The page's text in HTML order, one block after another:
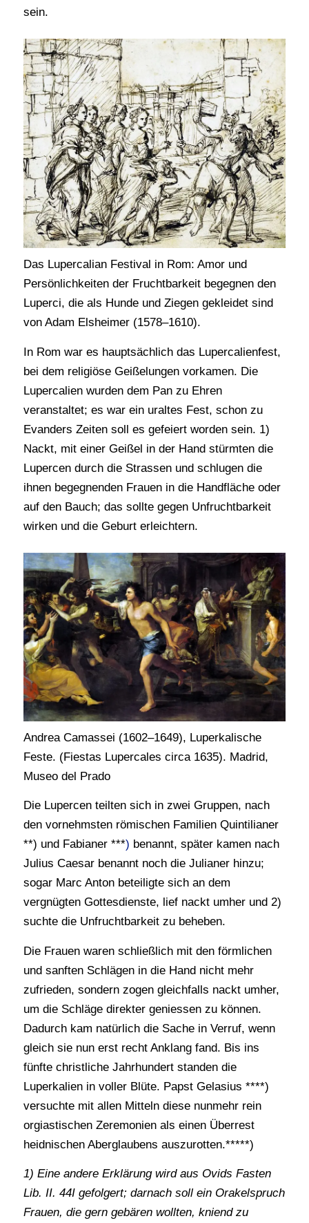
sein.
Das Lupercalian Festival in Rom: Amor und
Persönlichkeiten der Fruchtbarkeit begegnen den
Luperci, die als Hunde und Ziegen gekleidet sind
von Adam Elsheimer (1578–1610).
In Rom war es hauptsächlich das Lupercalienfest,
bei dem religiöse Geißelungen vorkamen. Die
Lupercalien wurden dem Pan zu Ehren
veranstaltet; es war ein uraltes Fest, schon zu
Evanders Zeiten soll es gefeiert worden sein. 1)
Nackt, mit einer Geißel in der Hand stürmten die
Lupercen durch die Strassen und schlugen die
ihnen begegnenden Frauen in die Handfläche oder
auf den Bauch; das sollte gegen Unfruchtbarkeit
wirken und die Geburt erleichtern.
Andrea Camassei (1602–1649), Luperkalische
Feste. (Fiestas Lupercales circa 1635). Madrid,
Museo del Prado
Die Lupercen teilten sich in zwei Gruppen, nach
den vornehmsten römischen Familien Quintilianer
**) und Fabianer ***) benannt, später kamen nach
Julius Caesar benannt noch die Julianer hinzu;
sogar Marc Anton beteiligte sich an dem
vergnügten Gottesdienste, lief nackt umher und 2)
suchte die Unfruchtbarkeit zu beheben.
Die Frauen waren schließlich mit den förmlichen
und sanften Schlägen in die Hand nicht mehr
zufrieden, sondern zogen gleichfalls nackt umher,
um die Schläge direkter geniessen zu können.
Dadurch kam natürlich die Sache in Verruf, wenn
gleich sie nun erst recht Anklang fand. Bis ins
fünfte christliche Jahrhundert standen die
Luperkalien in voller Blüte. Papst Gelasius ****)
versuchte mit allen Mitteln diese nunmehr rein
orgiastischen Zeremonien als einen Überrest
heidnischen Aberglaubens auszurotten.*****)
1) Eine andere Erklärung wird aus Ovids Fasten
Lib. II. 44I gefolgert; darnach soll ein Orakelspruch
Frauen, die gern gebären wollten, kniend zu